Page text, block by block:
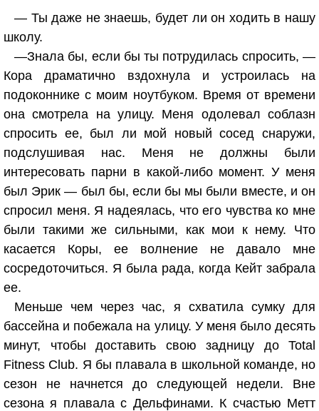
— Ты даже не знаешь, будет ли он ходить в нашу
школу.
—Знала бы, если бы ты потрудилась спросить, —
Кора драматично вздохнула и устроилась на
подоконнике с моим ноутбуком. Время от времени
она смотрела на улицу. Меня одолевал соблазн
спросить ее, был ли мой новый сосед снаружи,
подслушивая нас. Меня не должны были
интересовать парни в какой-либо момент. У меня
был Эрик — был бы, если бы мы были вместе, и он
спросил меня. Я надеялась, что его чувства ко мне
были такими же сильными, как мои к нему. Что
касается Коры, ее волнение не давало мне
сосредоточиться. Я была рада, когда Кейт забрала
ее.
Меньше чем через час, я схватила сумку для
бассейна и побежала на улицу. У меня было десять
минут, чтобы доставить свою задницу до Total
Fitness Club. Я бы плавала в школьной команде, но
сезон не начнется до следующей недели. Вне
сезона я плавала с Дельфинами. К счастью Метт